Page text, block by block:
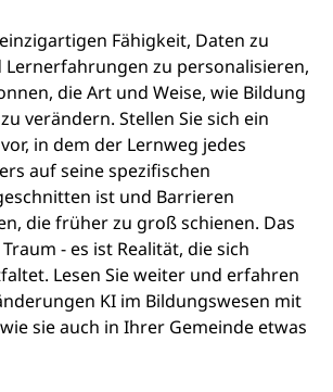
Fähigkeit, Daten zu
Lernerfahrungen zu personalisieren,
die Art und Weise, wie Bildung
verändern. Stellen Sie sich ein
in dem der Lernweg jedes
auf seine spezifischen
ist und Barrieren
die früher zu groß schienen. Das
- es ist Realität, die sich
Lesen Sie weiter und erfahren
KI im Bildungswesen mit
sie auch in Ihrer Gemeinde etwas